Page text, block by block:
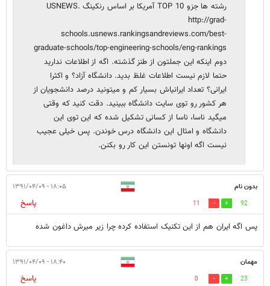
رشته ها جزو TOP 10 آمریکا بر اساس رنکینگ USNEWS.
http://grad-
schools.usnews.rankingsandreviews.com/best-
graduate-schools/top-engineering-schools/eng-rankings
دوم اینکه این جملتون از طنز گذشته. اگه از اطلاعات ندارید
حتما لازم نیست اطلاعات غلظ بدید. دانشگاه آزاد؟ و اکثرا
ایرانی؟ تعداد ایرانیاش بسیار کم و میتونید درصد دانشجویان از
هر کشور رو توی سایت دانشگاه ببینید. دقت کنید که وقتی
میگید ناسا، ناسا از کسانی تشکیل شده که این توی این
دانشگاه و امثال این دانشگاه درس خوندن. پس خیلی عجیب
نیست اگه اونها تونستن این کار رو بکنن.
بدون نام ۱۸:۰۵ - ۱۳۹۱/۰۴/۰۹
92
11
پاسخ
پس اگه ایران هم از این تکنیک استفاده کرده چرا زیر میرش داغون شده
مهمان ۱۸:۴۰ - ۱۳۹۱/۰۴/۰۹
23
0
پاسخ